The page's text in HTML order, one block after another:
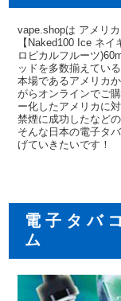
vape.shopは アメリ
【Naked100 Ice ネ
ロピカルフルーツ
ッドを多数揃えてい
本場であるアメリカ
がらオンラインでご
ー化したアメリカに
禁煙に成功したなど
そんな日本の電子タ
げていきたいです！
電子タバ
ム